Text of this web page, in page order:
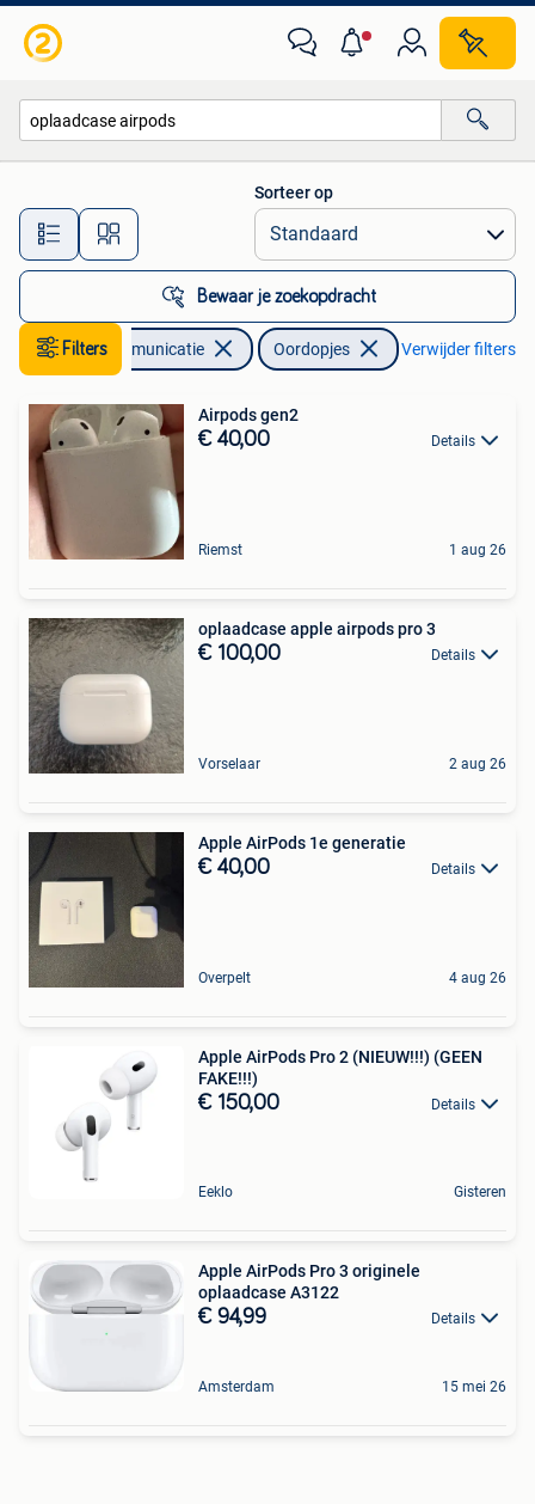
Alle afstanden…
Sorteer op
Bewaar je zoekopdracht
Filters
Telecommunicatie Oordopjes Verwijder filters
Airpods gen2
€ 40,00 Details
Riemst 1 aug 26
oplaadcase apple airpods pro 3
€ 100,00 Details
Vorselaar 2 aug 26
Apple AirPods 1e generatie
€ 40,00 Details
Overpelt 4 aug 26
Apple AirPods Pro 2 (NIEUW!!!) (GEEN
FAKE!!!)
€ 150,00 Details
Eeklo Gisteren
Apple AirPods Pro 3 originele
oplaadcase A3122
€ 94,99 Details
Amsterdam 15 mei 26